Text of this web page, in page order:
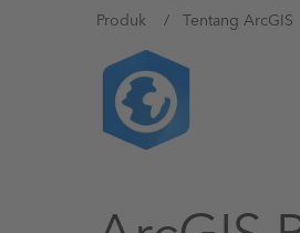
You
are
here
Produk Tentang ArcGIS